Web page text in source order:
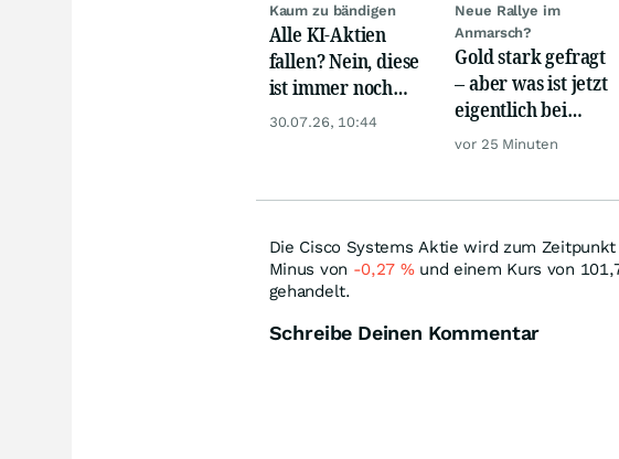
Kaum zu bändigen
Alle KI-Aktien
fallen? Nein, diese
ist immer noch
brutal stark!
30.07.26, 10:44
Neue Rallye im
Anmarsch?
Gold stark gefragt
– aber was ist jetzt
eigentlich bei
Silber möglich?
vor 25 Minuten
Die Cisco Systems Aktie wird zum
Minus von -0,27 %und einem Kurs von
gehandelt.
Schreibe Deinen Kommentar